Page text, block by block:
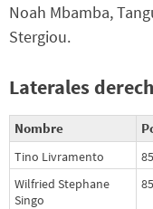
Noah Mbamba,
Stergiou.
Laterales
Nombre
Tino Livramento 85
Wilfried Stephane
Singo
85